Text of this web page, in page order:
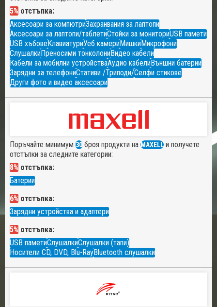
5% отстъпка:
Аксесоари за компютриЗахранвания за лаптопи
Аксесоари за лаптопи/таблетиСтойки за мониториUSB памети
USB хъбовеКлавиатуриУеб камериМишкиМикрофони
СлушалкиПреносими тонколониВидео кабели
Кабели за мобилни устройстваАудио кабелиВъншни батерии
Зарядни за телефониСтативи /Триподи/Селфи стикове
Други фото и видео аксесоари
Поръчайте минимум 30 броя продукти на MAXELL и получете
отстъпки за следните категории:
8% отстъпка:
Батерии
6% отстъпка:
Зарядни устройства и адаптери
5% отстъпка:
USB паметиСлушалкиСлушалки (тапи)
Носители CD, DVD, Blu-RayBluetooth слушалки